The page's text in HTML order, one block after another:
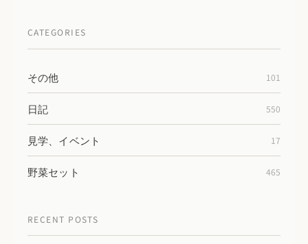
CATEGORIES
その他 101
日記 550
見学、イベント 17
野菜セット 465
RECENT POSTS